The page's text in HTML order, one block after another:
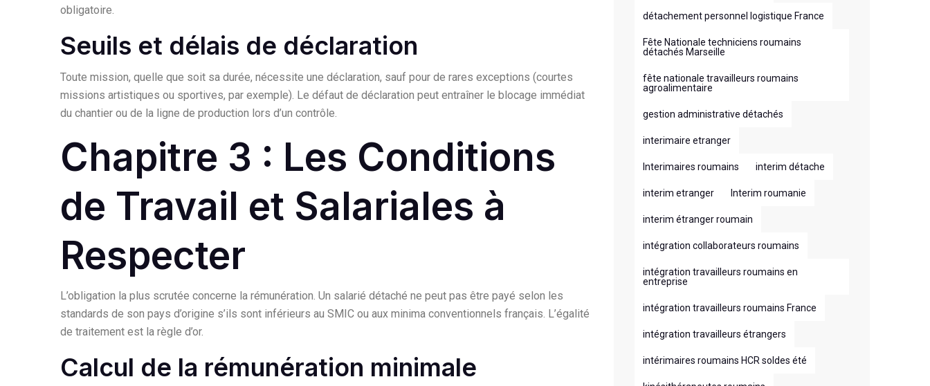
obligatoire.
Seuils et délais de déclaration
Toute mission, quelle que soit sa durée, nécessite une déclaration, sauf pour de rares exceptions (courtes
missions artistiques ou sportives, par exemple). Le défaut de déclaration peut entraîner le blocage immédiat
du chantier ou de la ligne de production lors d’un contrôle.
Chapitre 3 : Les Conditions
de Travail et Salariales à
Respecter
L’obligation la plus scrutée concerne la rémunération. Un salarié détaché ne peut pas être payé selon les
standards de son pays d’origine s’ils sont inférieurs au SMIC ou aux minima conventionnels français. L’égalité
de traitement est la règle d’or.
Calcul de la rémunération minimale
détachement personnel logistique France
Fête Nationale techniciens roumains
détachés Marseille
fête nationale travailleurs roumains
agroalimentaire
gestion administrative détachés
interimaire etranger
Interimaires roumains interim détache
interim etranger Interim roumanie
interim étranger roumain
intégration collaborateurs roumains
intégration travailleurs roumains en
entreprise
intégration travailleurs roumains France
intégration travailleurs étrangers
intérimaires roumains HCR soldes été